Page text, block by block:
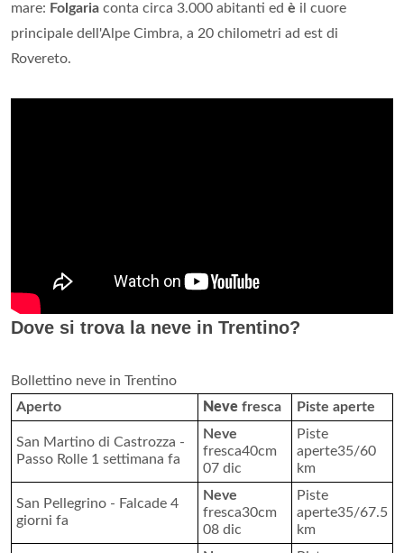
mare: Folgaria conta circa 3.000 abitanti ed è il cuore
principale dell'Alpe Cimbra, a 20 chilometri ad est di
Rovereto.
Dove si trova la neve in Trentino?
Bollettino neve in Trentino
Aperto
Neve fresca Piste aperte
San Martino di Castrozza -
Passo Rolle 1 settimana fa
Neve
fresca40cm
07 dic
Piste
aperte35/60
km
San Pellegrino - Falcade 4
giorni fa
Neve
fresca30cm
08 dic
Piste
aperte35/67.5
km